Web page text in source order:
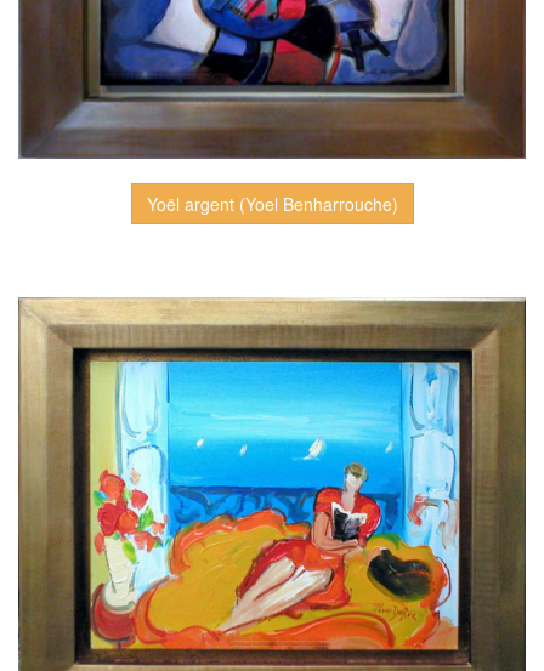
Yoël argent (Yoel Benharrouche)